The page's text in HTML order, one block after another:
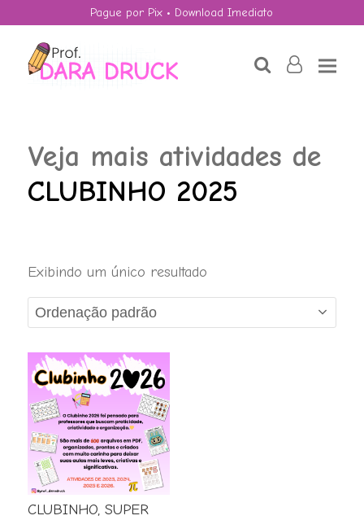
Pague por Pix • Download Imediato
searchuser-
Veja mais atividades de
CLUBINHO 2025
Exibindo um único resultado
CLUBINHO, SUPER
R$4,50 + ADD